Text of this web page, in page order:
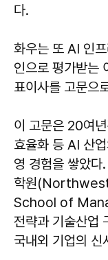
다.
화우는 또 AI 인
인으로 평가받는
표이사를 고문으
이 고문은 20여
효율화 등 AI 산
영 경험을 쌓았다
학원
School of
전략과 기술산업
국내외 기업의 신